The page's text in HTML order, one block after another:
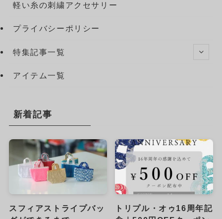
軽い糸の刺繍アクセサリー
プライバシーポリシー
特集記事一覧
アイテム一覧
新着記事
スフィアストライプバッ
トリプル・オゥ16周年記